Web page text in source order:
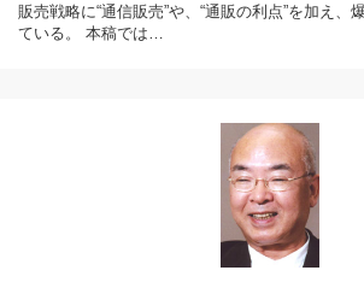
販売戦略に“通信販売”や、“通販の利点”を加え、
ている。 本稿では…